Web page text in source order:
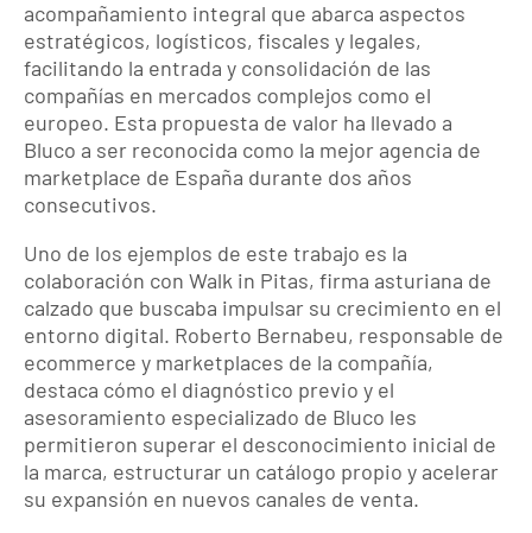
acompañamiento integral que abarca aspectos
estratégicos, logísticos, fiscales y legales,
facilitando la entrada y consolidación de las
compañías en mercados complejos como el
europeo. Esta propuesta de valor ha llevado a
Bluco a ser reconocida como la mejor agencia de
marketplace de España durante dos años
consecutivos.
Uno de los ejemplos de este trabajo es la
colaboración con Walk in Pitas, firma asturiana de
calzado que buscaba impulsar su crecimiento en el
entorno digital. Roberto Bernabeu, responsable de
ecommerce y marketplaces de la compañía,
destaca cómo el diagnóstico previo y el
asesoramiento especializado de Bluco les
permitieron superar el desconocimiento inicial de
la marca, estructurar un catálogo propio y acelerar
su expansión en nuevos canales de venta.